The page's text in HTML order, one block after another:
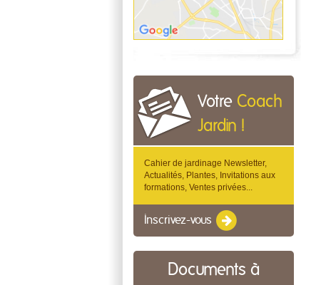
Votre Coach
Jardin !
Cahier de jardinage Newsletter,
Actualités, Plantes, Invitations aux
formations, Ventes privées...
Inscrivez-vous
Documents à